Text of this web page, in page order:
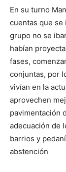
En su turno
cuentas que se
grupo no se
habían
fases,
conjuntas, por
vivían en la
aprovechen
pavimentación
adecuación de
barrios y
abstención